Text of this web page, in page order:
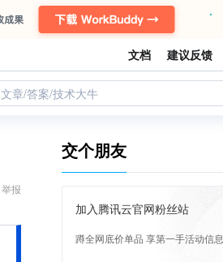
文档 建议反馈
文章/答案/技术大牛
举报
交个朋友
加入腾讯云官网粉丝站
蹲全网底价单品 享第一手活动信息